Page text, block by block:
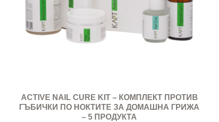
ACTIVE NAIL CURE KIT – КОМПЛЕКТ ПРОТИВ
ГЪБИЧКИ ПО НОКТИТЕ ЗА ДОМАШНА ГРИЖА
– 5 ПРОДУКТА